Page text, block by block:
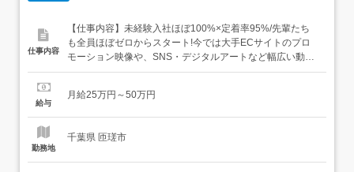
仕事内容
【仕事内容】未経験入社ほぼ100%×定着率95%/先輩たち
も全員ほぼゼロからスタート!今では大手ECサイトのプロ
モーション映像や、SNS・デジタルアートなど幅広い動画
制作で活躍中動画編集ソフトの操作やAI活用、最新のデジ
もございますので、幅広いスキルを身につけることが可能
給与
月給25万円～50万円
勤務地
千葉県 匝瑳市